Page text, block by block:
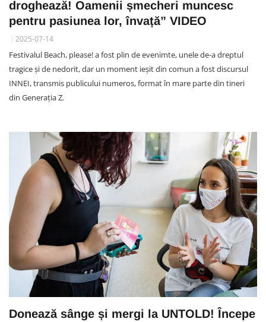
droghează! Oamenii șmecheri muncesc
pentru pasiunea lor, învață” VIDEO
2025-07-14
Festivalul Beach, please! a fost plin de evenimte, unele de-a dreptul
tragice și de nedorit, dar un moment ieșit din comun a fost discursul
INNEI, transmis publicului numeros, format în mare parte din tineri
din Generația Z.
Donează sânge și mergi la UNTOLD! Începe